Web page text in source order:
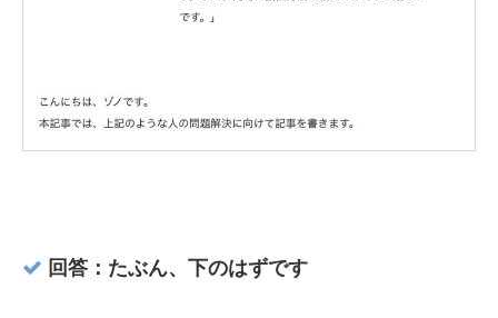
回答：たぶん、下のはずです